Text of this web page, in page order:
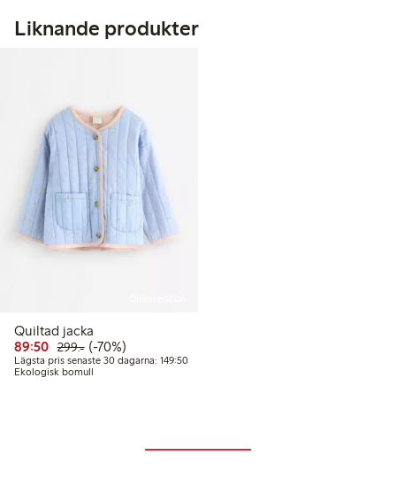
Liknande produkter
Quiltad jacka
89:50 Rabatterat pris: 89,50 kr
299:-Ordinarie pris: 299,00 kr
70% rabatt
(-70%)
Lägsta pris senaste 30 dagarna: 149:50Lägsta pris senaste 30 dagarna: 149,50 kr
Ekologisk bomull